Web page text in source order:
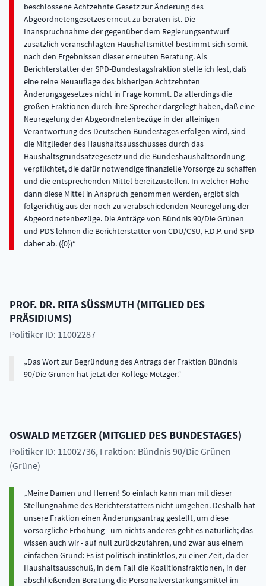
beschlossene Achtzehnte Gesetz zur Änderung des
Abgeordnetengesetzes erneut zu beraten ist. Die
Inanspruchnahme der gegenüber dem Regierungsentwurf
zusätzlich veranschlagten Haushaltsmittel bestimmt sich somit
nach den Ergebnissen dieser erneuten Beratung. Als
Berichterstatter der SPD-Bundestagsfraktion stelle ich fest, daß
eine reine Neuauflage des bisherigen Achtzehnten
Änderungsgesetzes nicht in Frage kommt. Da allerdings die
großen Fraktionen durch ihre Sprecher dargelegt haben, daß eine
Neuregelung der Abgeordnetenbezüge in der alleinigen
Verantwortung des Deutschen Bundestages erfolgen wird, sind
die Mitglieder des Haushaltsausschusses durch das
Haushaltsgrundsätzegesetz und die Bundeshaushaltsordnung
verpflichtet, die dafür notwendige finanzielle Vorsorge zu schaffen
und die entsprechenden Mittel bereitzustellen. In welcher Höhe
dann diese Mittel in Anspruch genommen werden, ergibt sich
folgerichtig aus der noch zu verabschiedenden Neuregelung der
Abgeordnetenbezüge. Die Anträge von Bündnis 90/Die Grünen
und PDS lehnen die Berichterstatter von CDU/CSU, F.D.P. und SPD
daher ab. ({0})
PROF. DR. RITASÜSSMUTH (MITGLIED DES
PRÄSIDIUMS)
Politiker ID: 11002287
Das Wort zur Begründung des Antrags der Fraktion Bündnis
90/Die Grünen hat jetzt der Kollege Metzger.
OSWALD METZGER (MITGLIED DES BUNDESTAGES)
Politiker ID: 11002736, Fraktion: Bündnis 90/Die Grünen
(Grüne)
Meine Damen und Herren! So einfach kann man mit dieser
Stellungnahme des Berichterstatters nicht umgehen. Deshalb hat
unsere Fraktion einen Änderungsantrag gestellt, um diese
vorsorgliche Erhöhung - um nichts anderes geht es natürlich; das
wissen auch wir - auf null zurückzufahren, und zwar aus einem
einfachen Grund: Es ist politisch instinktlos, zu einer Zeit, da der
Haushaltsausschuß, in dem Fall die Koalitionsfraktionen, in der
abschließenden Beratung die Personalverstärkungsmittel im